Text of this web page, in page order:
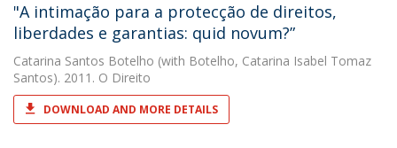
"A intimação para a protecção de direitos,
liberdades e garantias: quid novum?”
Catarina Santos Botelho (with Botelho, Catarina Isabel Tomaz
Santos). 2011. O Direito
DOWNLOAD AND MORE DETAILS